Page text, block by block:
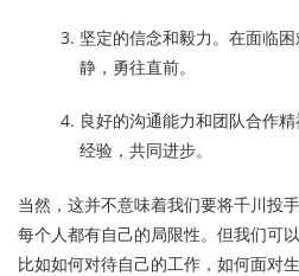
坚定的信念和毅力。在面临
静，勇往直前。
良好的沟通能力和团队合作
经验，共同进步。
当然，这并不意味着我们要将千川投
每个人都有自己的局限性。但我们可
比如如何对待自己的工作，如何面对生